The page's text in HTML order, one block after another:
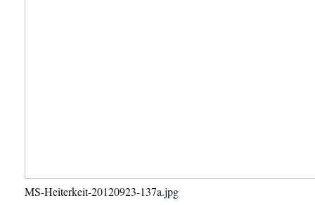
MS-Heiterkeit-20120923-137a.jpg